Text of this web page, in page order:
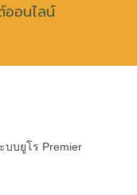
อนไลน์
บบยูโร Premier